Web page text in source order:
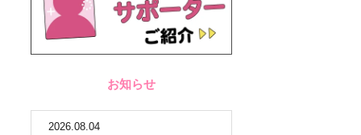
お知らせ
2026.08.04